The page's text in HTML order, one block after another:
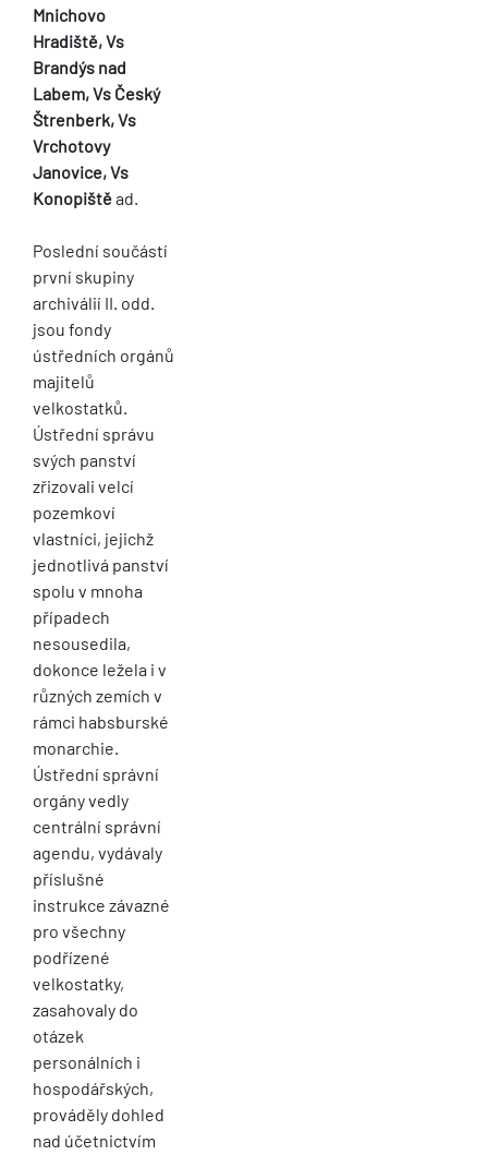
Mnichovo
Hradiště, Vs
Brandýs nad
Labem, Vs Český
Štrenberk, Vs
Vrchotovy
Janovice, Vs
Konopištěad.
Poslední součástí
první skupiny
archiválií II. odd.
jsou fondy
ústředních orgánů
majitelů
velkostatků.
Ústřední správu
svých panství
zřizovali velcí
pozemkoví
vlastníci, jejichž
jednotlivá panství
spolu v mnoha
případech
nesousedila,
dokonce ležela i v
různých zemích v
rámci habsburské
monarchie.
Ústřední správní
orgány vedly
centrální správní
agendu, vydávaly
příslušné
instrukce závazné
pro všechny
podřízené
velkostatky,
zasahovaly do
otázek
personálních i
hospodářských,
prováděly dohled
nad účetnictvím